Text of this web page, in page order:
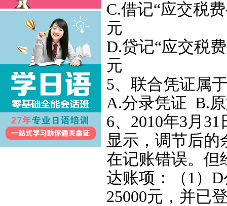
C.借记“应交税
元
D.贷记“应交税
元
5、联合凭证属
A.分录凭证 B.
6、2010年3月
显示，调节后的
在记账错误。但
达账项：（1）
25000元，并已